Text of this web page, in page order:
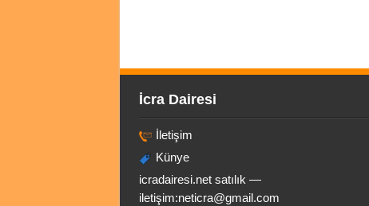
İcra Dairesi
İletişim
Künye
icradairesi.net satılık —
iletişim:neticra@gmail.com